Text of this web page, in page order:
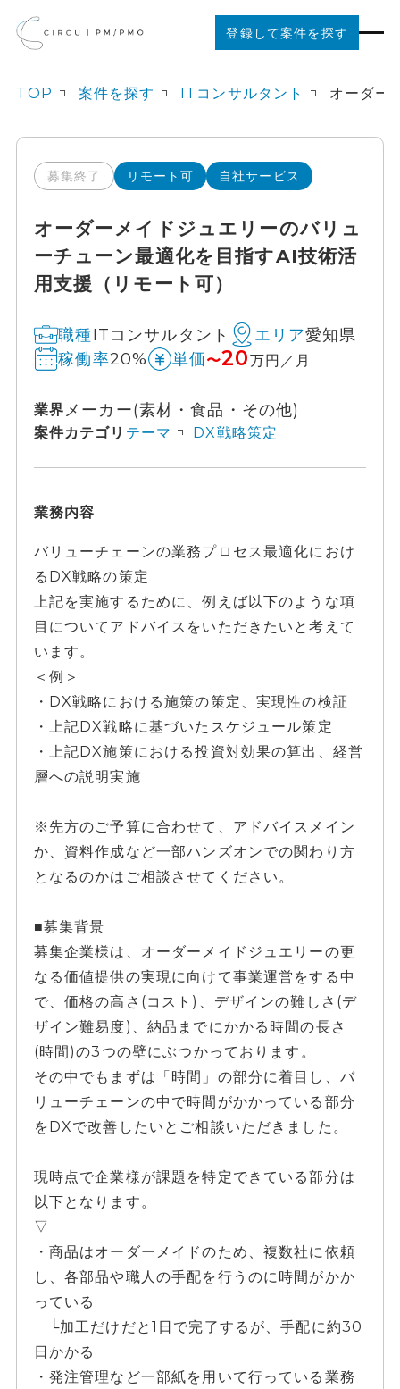
登録して案件を探す
ご利用の流れ
お役立ちコンテンツ
法人の方はこちら
TOP 案件を探す ITコンサルタント
募集終了 リモート可 自社サービス
オーダーメイドジュエリーのバリュ
ーチューン最適化を目指すAI技術活
用支援（リモート可）
職種ITコンサルタント エリア愛知県
稼働率20% 単価〜20万円／月
業界メーカー(素材・食品・その他)
案件カテゴリ テーマ DX戦略策定
業務内容
バリューチェーンの業務プロセス最適化におけ
るDX戦略の策定
上記を実施するために、例えば以下のような項
目についてアドバイスをいただきたいと考えて
います。
＜例＞
・DX戦略における施策の策定、実現性の検証
・上記DX戦略に基づいたスケジュール策定
・上記DX施策における投資対効果の算出、経営
層への説明実施
※先方のご予算に合わせて、アドバイスメイン
か、資料作成など一部ハンズオンでの関わり方
となるのかはご相談させてください。
■募集背景
募集企業様は、オーダーメイドジュエリーの更
なる価値提供の実現に向けて事業運営をする中
で、価格の高さ(コスト)、デザインの難しさ(デ
ザイン難易度)、納品までにかかる時間の長さ
(時間)の3つの壁にぶつかっております。
その中でもまずは「時間」の部分に着目し、バ
リューチェーンの中で時間がかかっている部分
をDXで改善したいとご相談いただきました。
現時点で企業様が課題を特定できている部分は
以下となります。
▽
・商品はオーダーメイドのため、複数社に依頼
し、各部品や職人の手配を行うのに時間がかか
っている
└加工だけだと1日で完了するが、手配に約30
日かかる
・発注管理など一部紙を用いて行っている業務